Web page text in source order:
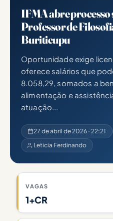
IFMA abre processo
Professor de
Buriticupu
Oportunidade exige
oferece salários que
8.058,29, somados a
alimentação e
atuação...
27 de abril de 2026 · 22:21
Leticia Ferdinando
VAGAS
1+CR